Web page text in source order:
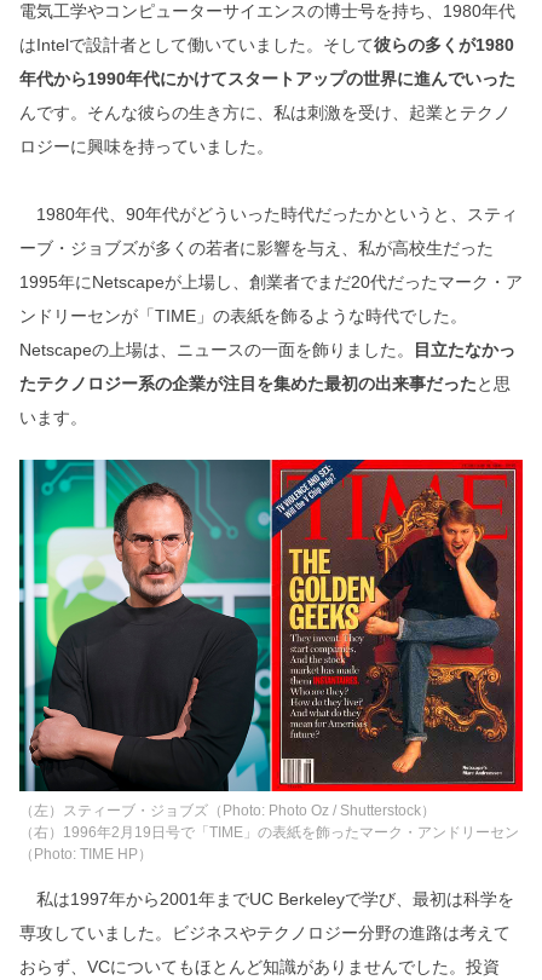
電気工学やコンピューターサイエンスの博士号を持ち、1980年代
はIntelで設計者として働いていました。そして彼らの多くが1980
年代から1990年代にかけてスタートアップの世界に進んでいった
んです。そんな彼らの生き方に、私は刺激を受け、起業とテクノ
ロジーに興味を持っていました。
1980年代、90年代がどういった時代だったかというと、スティ
ーブ・ジョブズが多くの若者に影響を与え、私が高校生だった
1995年にNetscapeが上場し、創業者でまだ20代だったマーク・ア
ンドリーセンが「TIME」の表紙を飾るような時代でした。
Netscapeの上場は、ニュースの一面を飾りました。
目立たなかっ
たテクノロジー系の企業が注目を集めた最初の出来事だったと思
います。
（左）スティーブ・ジョブズ（Photo: Photo Oz / Shutterstock）
（右）1996年2月19日号で「TIME」の表紙を飾ったマーク・アンドリーセン
（Photo: TIME HP）
私は1997年から2001年までUC Berkeleyで学び、最初は科学を
専攻していました。ビジネスやテクノロジー分野の進路は考えて
おらず、VCについてもほとんど知識がありませんでした。投資